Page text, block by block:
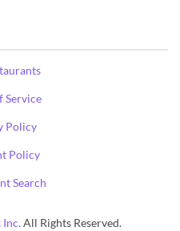
Service
Policy
Policy
Search
Inc.All Rights Reserved.